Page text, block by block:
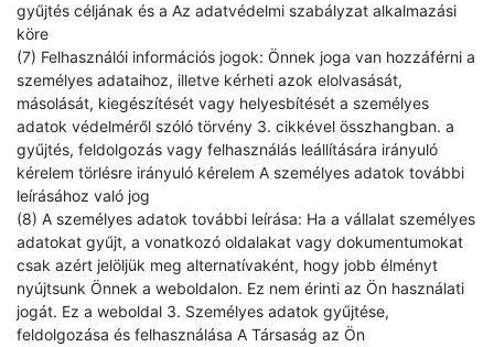
gyűjtés céljának és a Az adatvédelmi szabályzat alkalmazási
köre
(7) Felhasználói információs jogok: Önnek joga van hozzáférni a
személyes adataihoz, illetve kérheti azok elolvasását,
másolását, kiegészítését vagy helyesbítését a személyes
adatok védelméről szóló törvény 3. cikkével összhangban. a
gyűjtés, feldolgozás vagy felhasználás leállítására irányuló
kérelem törlésre irányuló kérelem A személyes adatok további
leírásához való jog
(8) A személyes adatok további leírása: Ha a vállalat személyes
adatokat gyűjt, a vonatkozó oldalakat vagy dokumentumokat
csak azért jelöljük meg alternatívaként, hogy jobb élményt
nyújtsunk Önnek a weboldalon. Ez nem érinti az Ön használati
jogát. Ez a weboldal 3. Személyes adatok gyűjtése,
feldolgozása és felhasználása A Társaság az Ön